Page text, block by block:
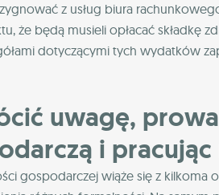
z usług biura
że będą musieli opłacać składkę
dotyczącymi tych wydatków
uwagę,
i pracując
gospodarczej wiąże się z kilkoma